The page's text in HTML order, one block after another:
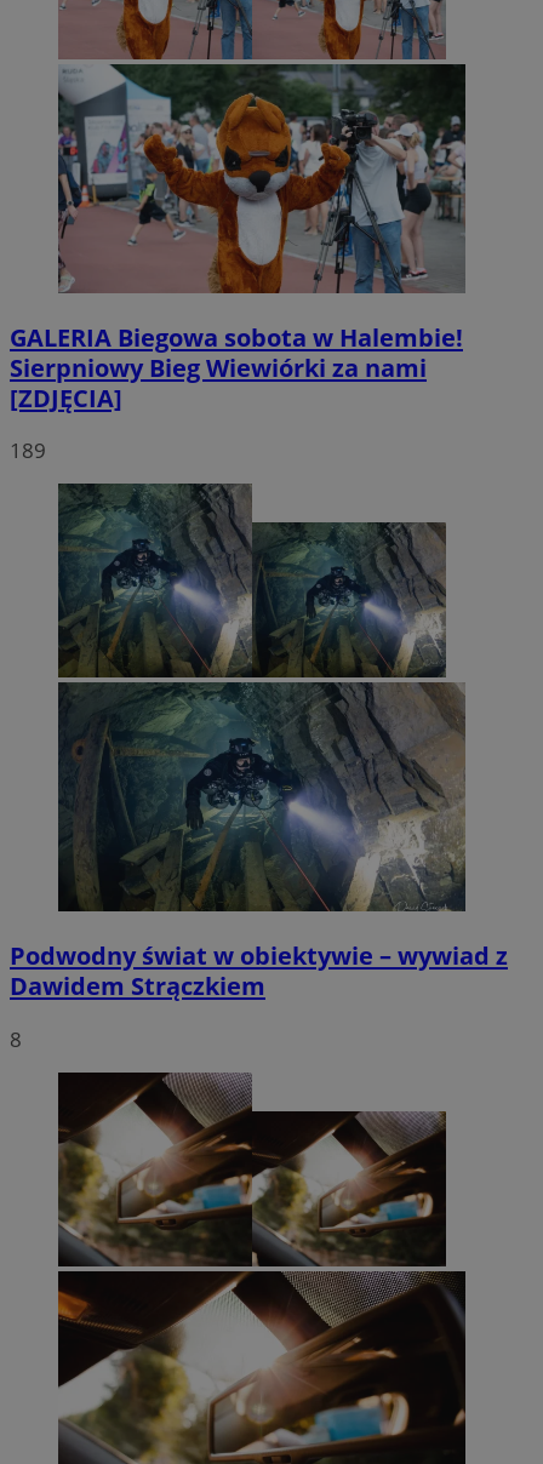
GALERIA Biegowa sobota w Halembie!
Sierpniowy Bieg Wiewiórki za nami
[ZDJĘCIA]
189
Podwodny świat w obiektywie – wywiad z
Dawidem Strączkiem
8